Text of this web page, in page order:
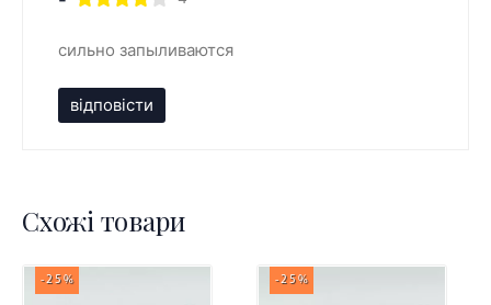
сильно запыливаются
відповісти
Схожі товари
-25% -25%